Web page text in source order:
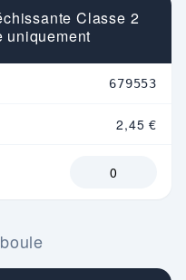
Classe 2
uniquement
679553
2,45 €